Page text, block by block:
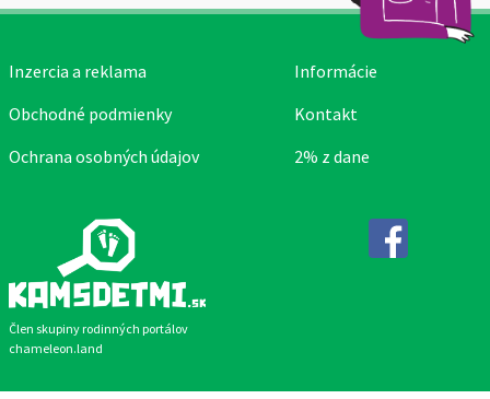
Člen skupiny rodinných portálov
chameleon.land
Inzercia a reklama
Obchodné podmienky
Ochrana osobných údajov
Informácie
Kontakt
2% z dane